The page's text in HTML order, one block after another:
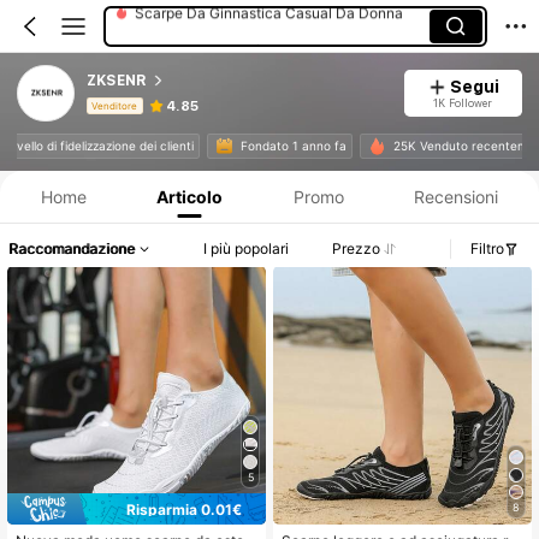
Scarpe Da Corsa Professionali Da Donna
ZKSENR
Venditore 4.85
Segui
1K Follower
livello di fidelizzazione dei clienti Fondato 1 anno fa 25K Venduto Informazioni sul prodotto: Comunicazione del prezzo, dettagli su vendite e disponibilità.
Home Articolo Promo Recensioni
Raccomandazione I più popolari Prezzo Filtro
5
Risparmia 0.01€
8